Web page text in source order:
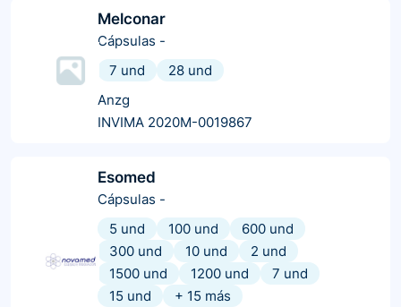
Melconar
Cápsulas -
7 und
28 und
Anzg
INVIMA 2020M-0019867
Esomed
Cápsulas -
5 und
100 und
600 und
300 und
10 und
2 und
1500 und
1200 und
7 und
15 und
+ 15 más